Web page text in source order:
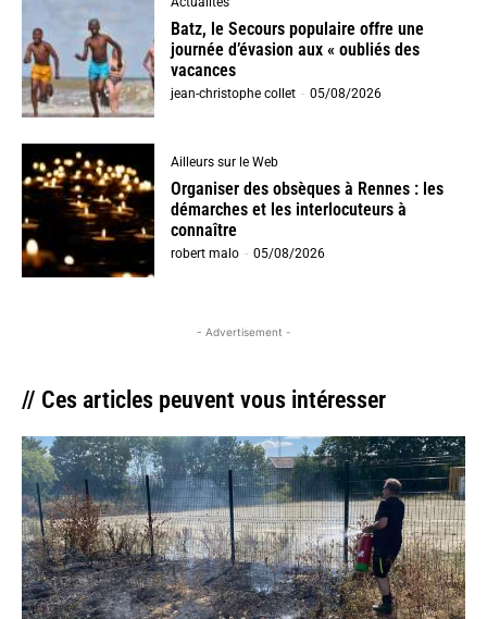
Batz, le Secours populaire offre une
journée d’évasion aux « oubliés des
vacances
jean-christophe collet - 05/08/2026
Ailleurs sur le Web
Organiser des obsèques à Rennes : les
démarches et les interlocuteurs à
connaître
robert malo - 05/08/2026
- Advertisement -
// Ces articles peuvent vous intéresser